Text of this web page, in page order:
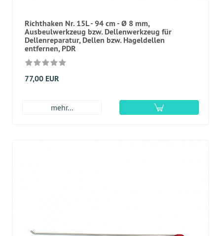
Richthaken Nr. 15L - 94 cm - Ø 8 mm,
Ausbeulwerkzeug bzw. Dellenwerkzeug für
Dellenreparatur, Dellen bzw. Hageldellen
entfernen, PDR
77,00 EUR
mehr...